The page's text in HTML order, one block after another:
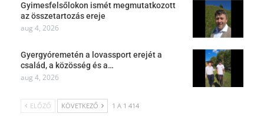
Gyimesfelsőlokon ismét megmutatkozott
az összetartozás ereje
aug 4, 2026
Gyergyóremetén a lovassport erejét a
család, a közösség és a…
aug 4, 2026
ELŐZŐ KÖVETKEZŐ 1 A 1 414